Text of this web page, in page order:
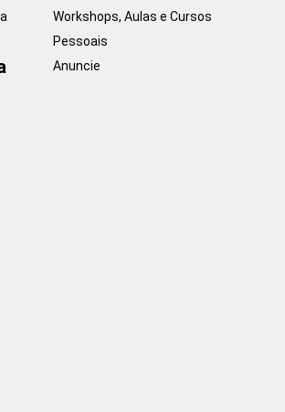
Workshops, Aulas e Cursos
Pessoais
Anuncie